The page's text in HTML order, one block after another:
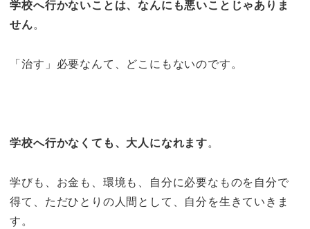
学校へ行かないことは、なんにも悪いことじゃありま
せん。
「治す」必要なんて、どこにもないのです。
学校へ行かなくても、大人になれます。
学びも、お金も、環境も、自分に必要なものを自分で
得て、ただひとりの人間として、自分を生きていきま
す。